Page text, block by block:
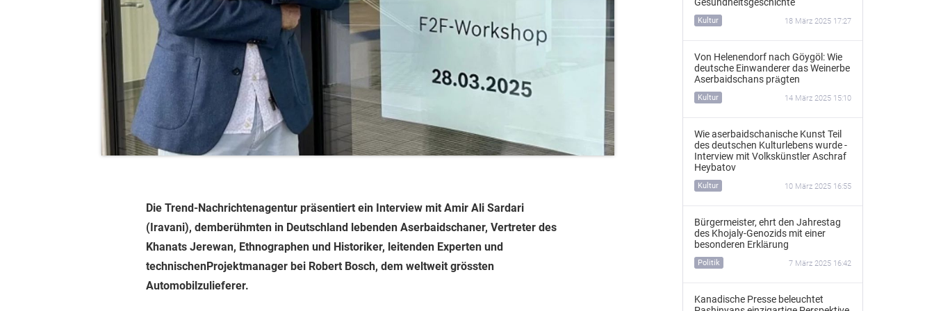
Die Trend-Nachrichtenagentur präsentiert ein Interview mit Amir Ali Sardari
(Iravani), demberühmten in Deutschland lebenden Aserbaidschaner, Vertreter des
Khanats Jerewan, Ethnographen und Historiker, leitenden Experten und
technischenProjektmanager bei Robert Bosch, dem weltweit grössten
Automobilzulieferer.
Kultur 18 März 2025 17:27
Von Helenendorf nach Göygöl: Wie
deutsche Einwanderer das Weinerbe
Aserbaidschans prägten
Kultur 14 März 2025 15:10
Wie aserbaidschanische Kunst Teil
des deutschen Kulturlebens wurde -
Interview mit Volkskünstler Aschraf
Heybatov
Kultur 10 März 2025 16:55
Bürgermeister, ehrt den Jahrestag
des Khojaly-Genozids mit einer
besonderen Erklärung
Politik 7 März 2025 16:42
Kanadische Presse beleuchtet